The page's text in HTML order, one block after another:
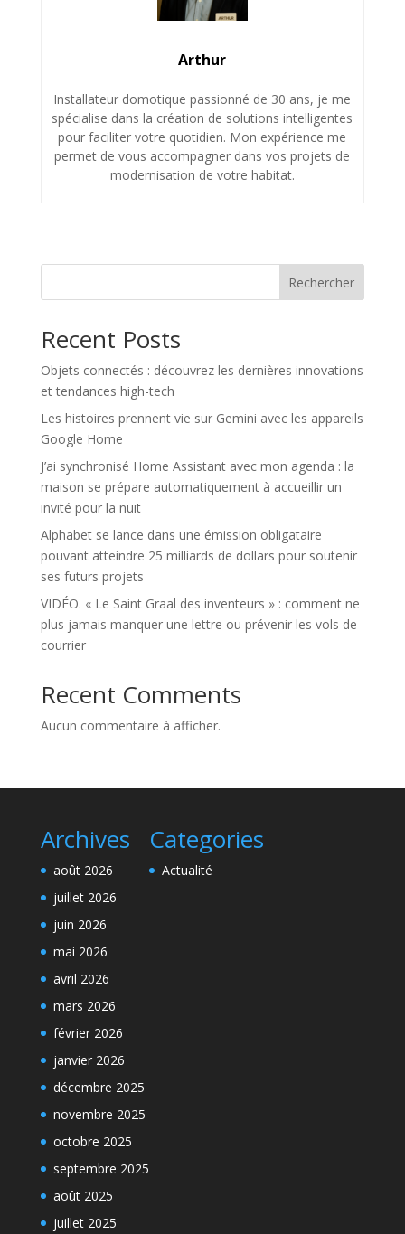
Arthur
Installateur domotique passionné de 30 ans, je me
spécialise dans la création de solutions intelligentes
pour faciliter votre quotidien. Mon expérience me
permet de vous accompagner dans vos projets de
modernisation de votre habitat.
Rechercher
Recent Posts
Objets connectés : découvrez les dernières innovations
et tendances high-tech
Les histoires prennent vie sur Gemini avec les appareils
Google Home
J’ai synchronisé Home Assistant avec mon agenda : la
maison se prépare automatiquement à accueillir un
invité pour la nuit
Alphabet se lance dans une émission obligataire
pouvant atteindre 25 milliards de dollars pour soutenir
ses futurs projets
VIDÉO. « Le Saint Graal des inventeurs » : comment ne
plus jamais manquer une lettre ou prévenir les vols de
courrier
Recent Comments
Aucun commentaire à afficher.
Archives
août 2026
juillet 2026
juin 2026
mai 2026
avril 2026
mars 2026
février 2026
janvier 2026
décembre 2025
novembre 2025
octobre 2025
septembre 2025
août 2025
juillet 2025
Categories
Actualité